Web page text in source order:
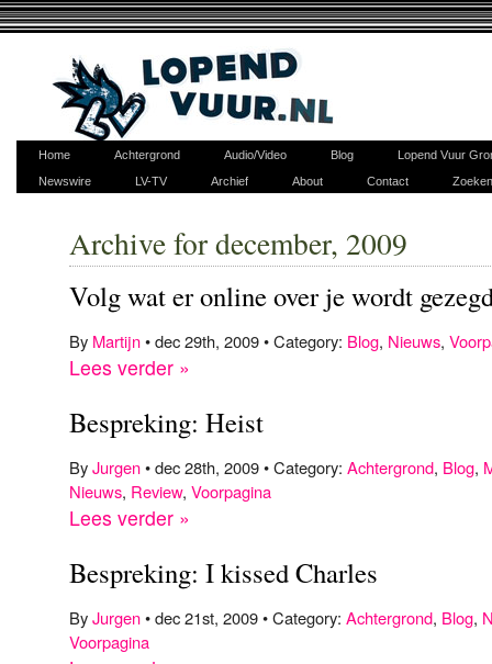
Home Achtergrond Audio/Video Blog
Lopend Vuur
Newswire
LV-TV Archief About Contact Zoeken
Archive for december, 2009
Volg wat er online over je wordt
By Martijn• dec 29th, 2009 • Category: Blog, Nieuws,
Lees verder »
Bespreking: Heist
ByJurgen• dec 28th, 2009 • Category: Achtergrond, Blog,
Nieuws, Review, Voorpagina
Lees verder »
Bespreking: I kissed Charles
ByJurgen• dec 21st, 2009 • Category: Achtergrond, Blog,
Voorpagina